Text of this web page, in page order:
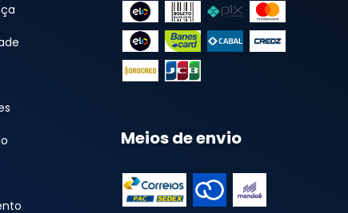
Meios de envio